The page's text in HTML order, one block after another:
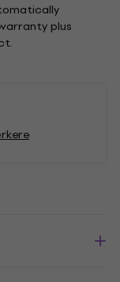
plus